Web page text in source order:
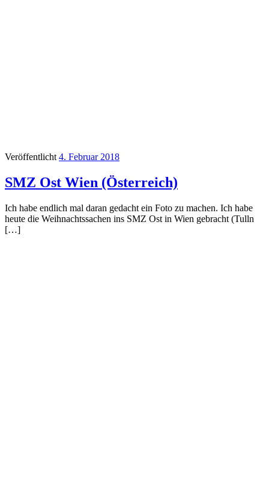
Veröffentlicht 4. Februar 2018
SMZ Ost Wien (Österreich)
Ich habe endlich mal daran gedacht ein Foto zu machen. Ich habe
heute die Weihnachtssachen ins SMZ Ost in Wien gebracht (Tulln
[…]